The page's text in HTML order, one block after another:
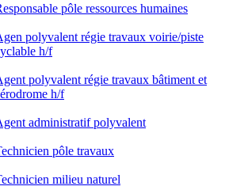
pôle ressources humaines
polyvalent régie travaux voirie/piste
h/f
polyvalent régie travaux bâtiment et
h/f
administratif polyvalent
pôle travaux
milieu naturel